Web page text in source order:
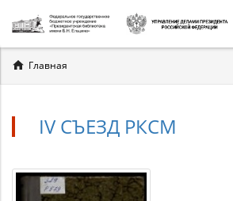
Вы
здесь
Главная
IV СЪЕЗД РКСМ